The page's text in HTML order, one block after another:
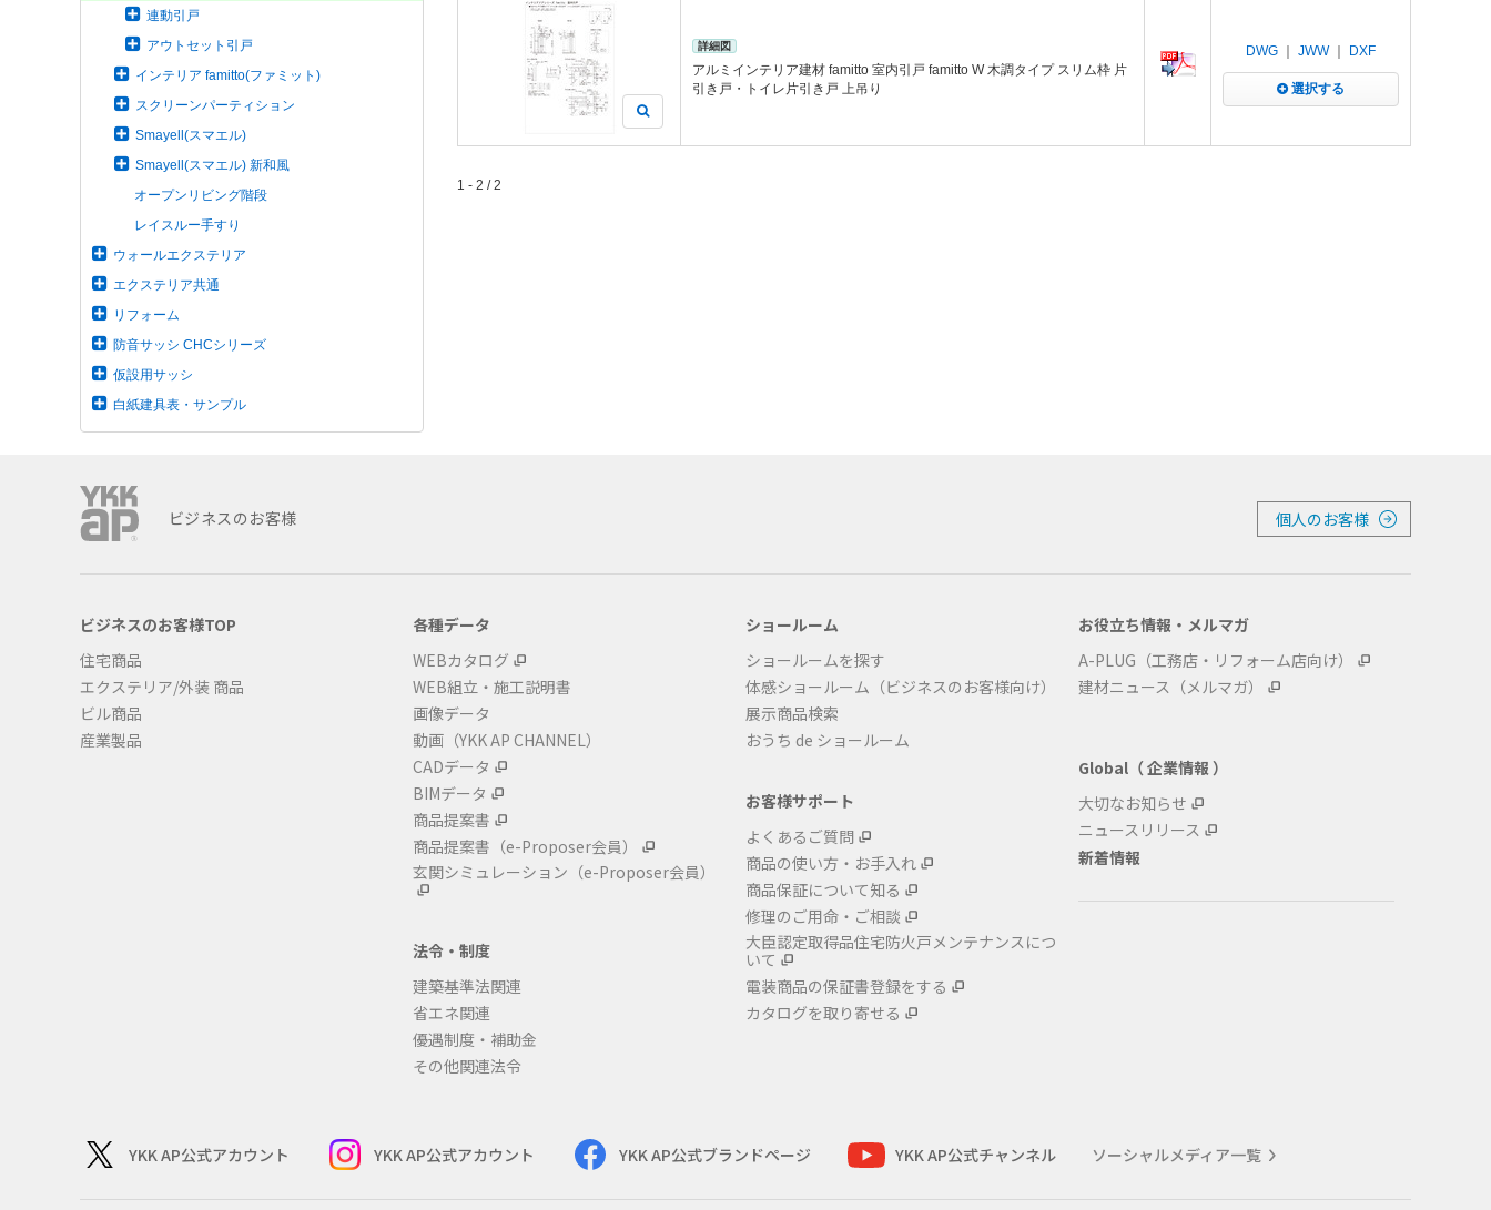
連動引戸
アウトセット引戸
インテリア famitto(ファミット)
スクリーンパーティション
Smayell(スマエル)
Smayell(スマエル) 新和風
オープンリビング階段
レイスルー手すり
ウォールエクステリア
エクステリア共通
リフォーム
防音サッシ CHCシリーズ
仮設用サッシ
白紙建具表・サンプル
詳細図
アルミインテリア建材 famitto 室内引戸 famitto W 木調タイプ スリム枠 片
引き戸・トイレ片引き戸 上吊り
DWG JWW｜ DXF
選択する
1 - 2 / 2
ビジネスのお客様 個人のお客様
ビジネスのお客様TOP
住宅商品
エクステリア/外装 商品
ビル商品
産業製品
各種データ
WEBカタログ
WEB組立・施工説明書
画像データ
動画（YKK AP CHANNEL）
CADデータ
BIMデータ
商品提案書
商品提案書 （e-Proposer会員）
玄関シミュレーション （e-Proposer会員）
法令・制度
建築基準法関連
省エネ関連
優遇制度・補助金
その他関連法令
ショールーム
ショールームを探す
体感ショールーム（ビジネスのお客様向け）
展示商品検索
おうち de ショールーム
お客様サポート
よくあるご質問
商品の使い方・お手入れ
商品保証について知る
修理のご用命・ご相談
大臣認定取得品住宅防火戸メンテナンスにつ
いて
電装商品の保証書登録をする
カタログを取り寄せる
お役立ち情報・メルマガ
A-PLUG（工務店・リフォーム店向け）
建材ニュース（メルマガ）
Global（ 企業情報 ）
大切なお知らせ
ニュースリリース
新着情報
YKK AP公式アカウント YKK AP公式アカウント YKK AP公式ブランドページ YKK AP公式チャンネル ソーシャルメディア一覧